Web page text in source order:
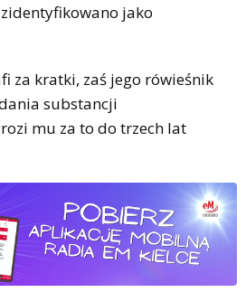
jako
za kratki, zaś jego rówieśnik
substancji
mu za to do trzech lat